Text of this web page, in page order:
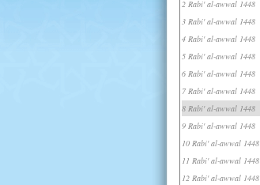
2 Rabi' al-awwal 1448
3 Rabi' al-awwal 1448
4 Rabi' al-awwal 1448
5 Rabi' al-awwal 1448
6 Rabi' al-awwal 1448
7 Rabi' al-awwal 1448
8 Rabi' al-awwal 1448
9 Rabi' al-awwal 1448
10 Rabi' al-awwal 1448
11 Rabi' al-awwal 1448
12 Rabi' al-awwal 1448